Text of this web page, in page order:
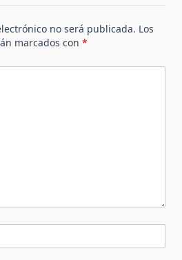
no será publicada. Los
marcados con *